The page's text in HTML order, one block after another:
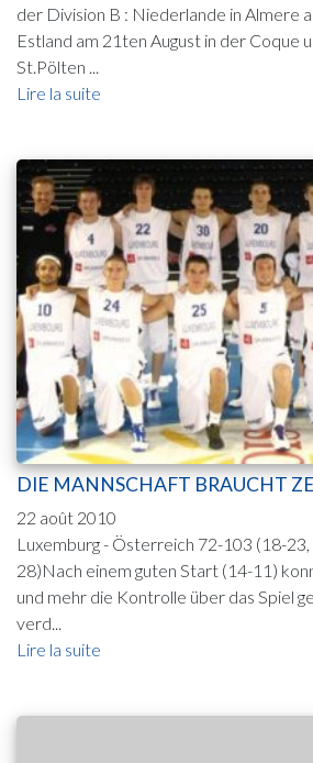
der Division B : Niederlande in Almere
Estland am 21ten August in der Coque
St.Pölten ...
Lire la suite
DIE MANNSCHAFT BRAUCHT
22 août 2010
Luxemburg - Österreich 72-103 (18-
28)Nach einem guten Start (14-11)
und mehr die Kontrolle über das Spiel
verd...
Lire la suite